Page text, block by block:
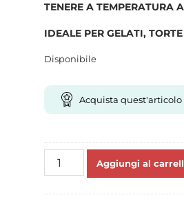
TENERE A TEMPERATURA
IDEALE PER GELATI,
Disponibile
Acquista
PINGUINO
Aggiungi al